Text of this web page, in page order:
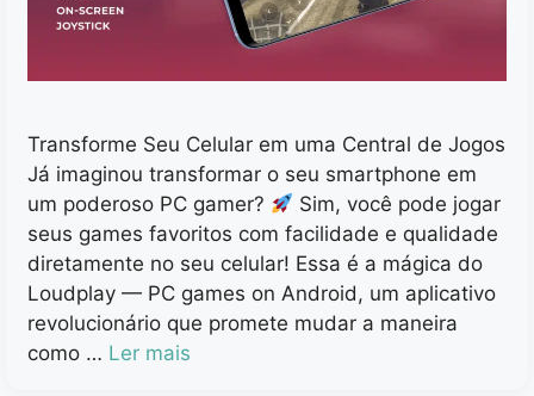
Transforme Seu Celular em uma Central de Jogos
Já imaginou transformar o seu smartphone em
um poderoso PC gamer?
Sim, você pode jogar
seus games favoritos com facilidade e qualidade
diretamente no seu celular! Essa é a mágica do
Loudplay — PC games on Android, um aplicativo
revolucionário que promete mudar a maneira
como … Ler mais